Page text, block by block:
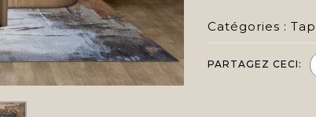
Catégories :
PARTAGEZ CECI: